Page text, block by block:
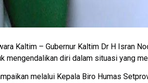
Kaltim – Gubernur Kaltim Dr H Isran
mengendalikan diri dalam situasi yang
melalui Kepala Biro Humas